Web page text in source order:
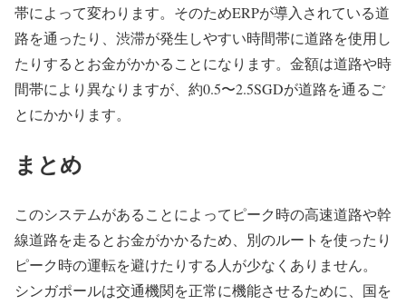
帯によって変わります。そのためERPが導入されている道
路を通ったり、渋滞が発生しやすい時間帯に道路を使用し
たりするとお金がかかることになります。金額は道路や時
間帯により異なりますが、約0.5〜2.5SGDが道路を通るご
とにかかります。
まとめ
このシステムがあることによってピーク時の高速道路や幹
線道路を走るとお金がかかるため、別のルートを使ったり
ピーク時の運転を避けたりする人が少なくありません。
シンガポールは交通機関を正常に機能させるために、国を